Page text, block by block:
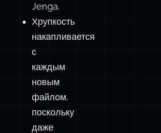
Jenga.
Хрупкость
накапливается
с
каждым
новым
файлом,
поскольку
даже